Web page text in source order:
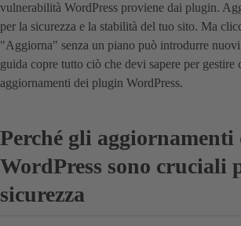
vulnerabilità WordPress proviene dai plugin.
per la sicurezza e la stabilità del tuo sito. Ma
"Aggiorna" senza un piano può introdurre
guida copre tutto ciò che devi sapere per gestire
aggiornamenti dei plugin WordPress.
Perché gli
WordPress sono cruciali
sicurezza